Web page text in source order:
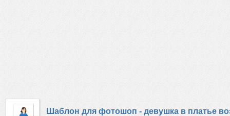
Шаблон для фотошоп - девушка в платье